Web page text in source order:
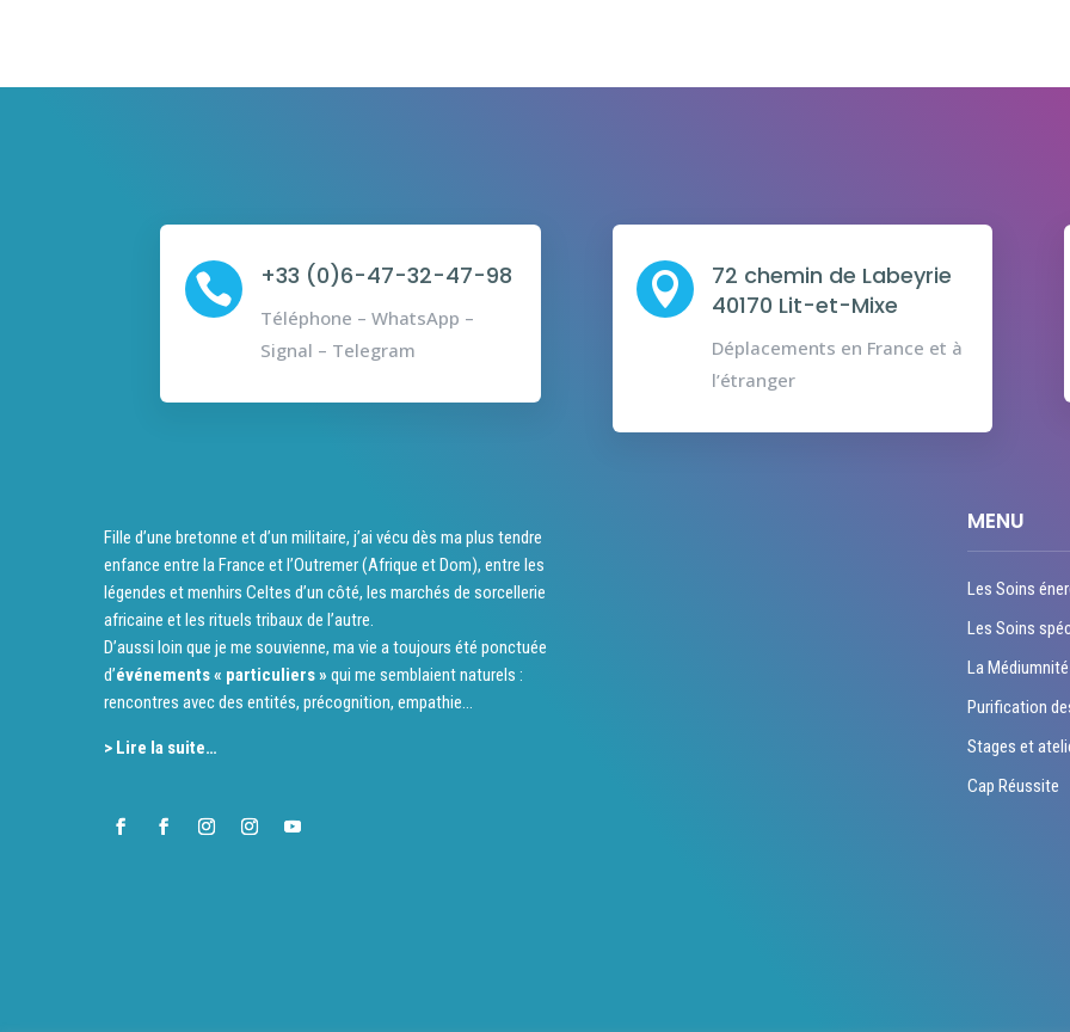
 +33 (0)6-47-32-47-98
Téléphone – WhatsApp –
Signal – Telegram

72 chemin de Labeyrie
40170 Lit-et-Mixe
Déplacements en France et à
l’étranger
Fille d’une bretonne et d’un militaire, j’ai vécu dès ma plus tendre
enfance entre la France et l’Outremer (Afrique et Dom), entre les
légendes et menhirs Celtes d’un côté, les marchés de sorcellerie
africaine et les rituels tribaux de l’autre.
D’aussi loin que je me souvienne, ma vie a toujours été ponctuée
d’événements « particuliers » qui me semblaient naturels :
rencontres avec des entités, précognition, empathie…
> Lire la suite…
MENU
Les Soins
Les Soins
La Médiumnité
Purification
Stages et
Cap Réussite